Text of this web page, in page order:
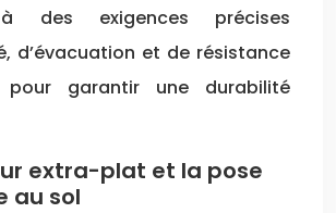
des exigences précises
d’évacuation et de résistance
pour garantir une durabilité
extra-plat et la pose
au sol